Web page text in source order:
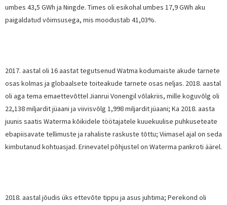
umbes 43,5 GWh ja Ningde. Times oli esikohal umbes 17,9 GWh aku
paigaldatud võimsusega, mis moodustab 41,03%.
2017. aastal oli 16 aastat tegutsenud Watma kodumaiste akude tarnete
osas kolmas ja globaalsete toiteakude tarnete osas neljas. 2018. aastal
oli aga tema emaettevõttel Jianrui Vonengil võlakriis, mille koguvõlg oli
22,138 miljardit jüaani ja viivisvõlg 1,998 miljardit jüaani; Ka 2018. aasta
juunis saatis Waterma kõikidele töötajatele kuuekuulise puhkuseteate
ebapiisavate tellimuste ja rahaliste raskuste tõttu; Viimasel ajal on seda
kimbutanud kohtuasjad. Erinevatel põhjustel on Waterma pankroti äärel.
2018. aastal jõudis üks ettevõte tippu ja asus juhtima; Perekond oli